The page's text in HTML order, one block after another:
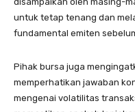
untuk tetap tenang dan
fundamental emiten
Pihak bursa juga
memperhatikan jawaban
mengenai volatilitas